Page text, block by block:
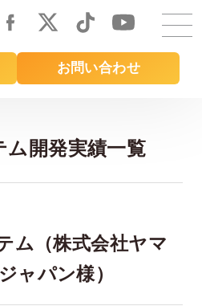
お問い合わせ
開発実績一覧
ム（株式会社ヤマ
ャパン様）